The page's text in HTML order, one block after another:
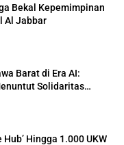
Bekal Kepemimpinan
Al Jabbar
Barat di Era AI:
Solidaritas
Hingga 1.000 UKW